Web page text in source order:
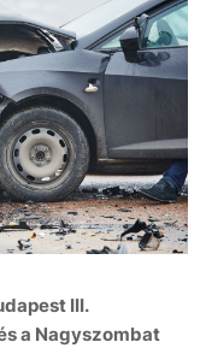
III.
a Nagyszombat